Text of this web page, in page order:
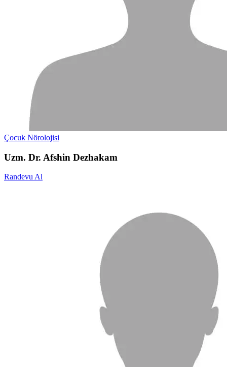
Çocuk Nörolojisi
Uzm. Dr. Afshin Dezhakam
Randevu Al